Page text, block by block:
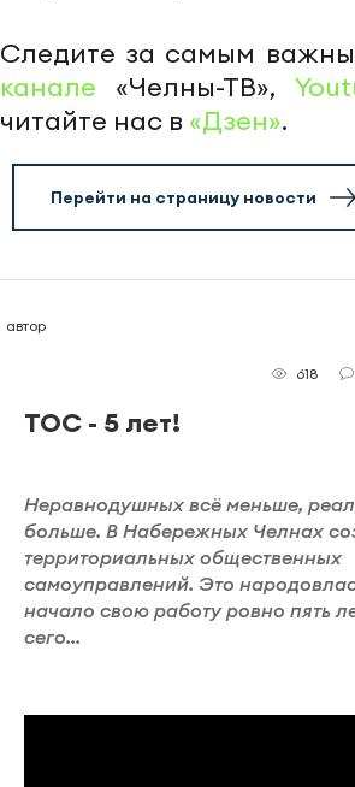
Следите за самым
канале «Челны-ТВ»,
читайте нас в «Дзен».
Перейти на страницу новости
автор
618
ТОС - 5 лет!
Неравнодушных всё меньше,
больше. В Набережных Челнах
территориальных общественных
самоуправлений. Это
начало свою работу ровно пять
сего...